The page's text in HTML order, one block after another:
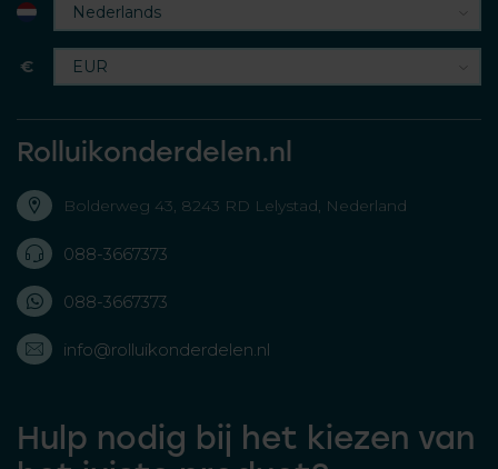
€
Rolluikonderdelen.nl
Bolderweg 43, 8243 RD Lelystad, Nederland
088-3667373
088-3667373
info@rolluikonderdelen.nl
Hulp nodig bij het kiezen van